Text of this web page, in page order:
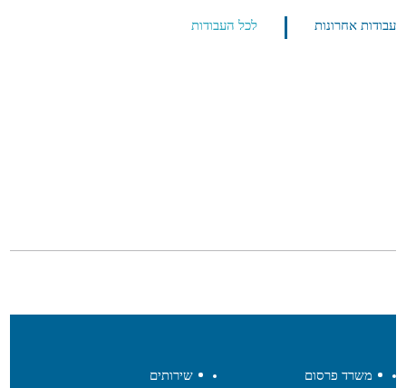
עבודות אחרונות לכל העבודות
משרד פרסום שירותים